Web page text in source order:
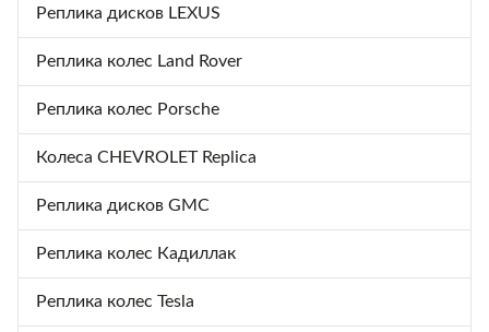
Реплика дисков LEXUS
Реплика колес Land Rover
Реплика колес Porsche
Колеса CHEVROLET Replica
Реплика дисков GMC
Реплика колес Кадиллак
Реплика колес Tesla